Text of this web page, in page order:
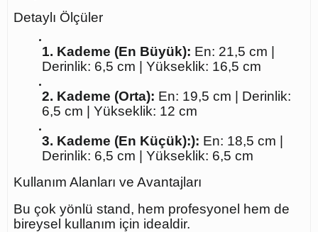
Detaylı Ölçüler
1. Kademe (En Büyük): En: 21,5 cm |
Derinlik: 6,5 cm | Yükseklik: 16,5 cm
2. Kademe (Orta): En: 19,5 cm | Derinlik:
6,5 cm | Yükseklik: 12 cm
3. Kademe (En Küçük):): En: 18,5 cm |
Derinlik: 6,5 cm | Yükseklik: 6,5 cm
Kullanım Alanları ve Avantajları
Bu çok yönlü stand, hem profesyonel hem de
bireysel kullanım için idealdir.